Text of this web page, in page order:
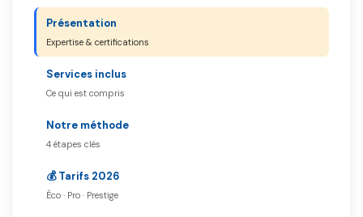
Présentation
Expertise & certifications
Services inclus
Ce qui est compris
Notre méthode
4 étapes clés
💰 Tarifs 2026
Éco · Pro · Prestige